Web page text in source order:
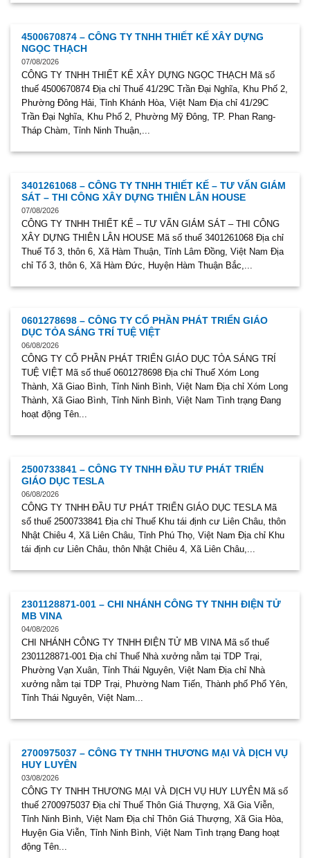
4500670874 – CÔNG TY TNHH THIẾT KẾ XÂY DỰNG
NGỌC THẠCH
07/08/2026
CÔNG TY TNHH THIẾT KẾ XÂY DỰNG NGỌC THẠCH Mã số
thuế 4500670874 Địa chỉ Thuế 41/29C Trần Đại Nghĩa, Khu Phố 2,
Phường Đông Hải, Tỉnh Khánh Hòa, Việt Nam Địa chỉ 41/29C
Trần Đại Nghĩa, Khu Phố 2, Phường Mỹ Đông, TP. Phan Rang-
Tháp Chàm, Tỉnh Ninh Thuận,...
3401261068 – CÔNG TY TNHH THIẾT KẾ – TƯ VẤN GIÁM
SÁT – THI CÔNG XÂY DỰNG THIÊN LÂN HOUSE
07/08/2026
CÔNG TY TNHH THIẾT KẾ – TƯ VẤN GIÁM SÁT – THI CÔNG
XÂY DỰNG THIÊN LÂN HOUSE Mã số thuế 3401261068 Địa chỉ
Thuế Tổ 3, thôn 6, Xã Hàm Thuận, Tỉnh Lâm Đồng, Việt Nam Địa
chỉ Tổ 3, thôn 6, Xã Hàm Đức, Huyện Hàm Thuận Bắc,...
0601278698 – CÔNG TY CỔ PHẦN PHÁT TRIỂN GIÁO
DỤC TỎA SÁNG TRÍ TUỆ VIỆT
06/08/2026
CÔNG TY CỔ PHẦN PHÁT TRIỂN GIÁO DỤC TỎA SÁNG TRÍ
TUỆ VIỆT Mã số thuế 0601278698 Địa chỉ Thuế Xóm Long
Thành, Xã Giao Bình, Tỉnh Ninh Bình, Việt Nam Địa chỉ Xóm Long
Thành, Xã Giao Bình, Tỉnh Ninh Bình, Việt Nam Tình trạng Đang
hoạt động Tên...
2500733841 – CÔNG TY TNHH ĐẦU TƯ PHÁT TRIỂN
GIÁO DỤC TESLA
06/08/2026
CÔNG TY TNHH ĐẦU TƯ PHÁT TRIỂN GIÁO DỤC TESLA Mã
số thuế 2500733841 Địa chỉ Thuế Khu tái định cư Liên Châu, thôn
Nhật Chiêu 4, Xã Liên Châu, Tỉnh Phú Thọ, Việt Nam Địa chỉ Khu
tái định cư Liên Châu, thôn Nhật Chiêu 4, Xã Liên Châu,...
2301128871-001 – CHI NHÁNH CÔNG TY TNHH ĐIỆN TỬ
MB VINA
04/08/2026
CHI NHÁNH CÔNG TY TNHH ĐIỆN TỬ MB VINA Mã số thuế
2301128871-001 Địa chỉ Thuế Nhà xưởng nằm tại TDP Trại,
Phường Vạn Xuân, Tỉnh Thái Nguyên, Việt Nam Địa chỉ Nhà
xưởng nằm tại TDP Trại, Phường Nam Tiến, Thành phố Phổ Yên,
Tỉnh Thái Nguyên, Việt Nam...
2700975037 – CÔNG TY TNHH THƯƠNG MẠI VÀ DỊCH VỤ
HUY LUYÊN
03/08/2026
CÔNG TY TNHH THƯƠNG MẠI VÀ DỊCH VỤ HUY LUYÊN Mã số
thuế 2700975037 Địa chỉ Thuế Thôn Giá Thượng, Xã Gia Viễn,
Tỉnh Ninh Bình, Việt Nam Địa chỉ Thôn Giá Thượng, Xã Gia Hòa,
Huyện Gia Viễn, Tỉnh Ninh Bình, Việt Nam Tình trạng Đang hoạt
động Tên...